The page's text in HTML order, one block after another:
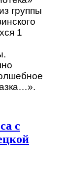
группы
1
с